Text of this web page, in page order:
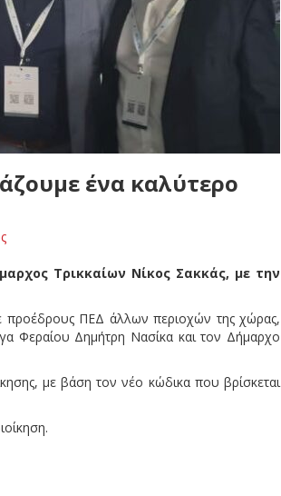
ένα καλύτερο
Τρικκαίων Νίκος Σακκάς, με την
προέδρους ΠΕΔ άλλων περιοχών της χώρας,
Φεραίου Δημήτρη Νασίκα και τον Δήμαρχο
με βάση τον νέο κώδικα που βρίσκεται